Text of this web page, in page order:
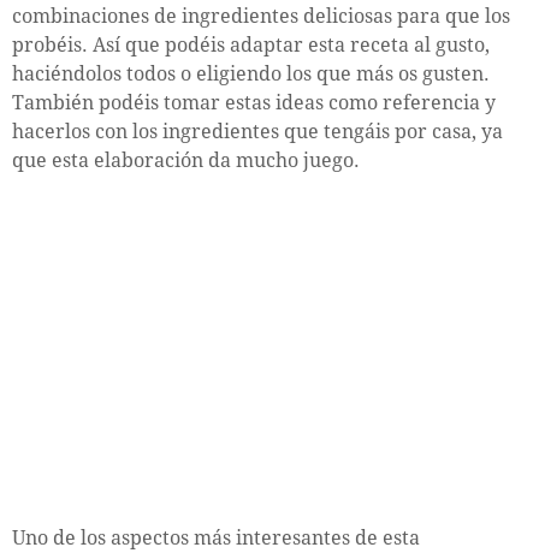
combinaciones de ingredientes deliciosas para que los
probéis. Así que podéis adaptar esta receta al gusto,
haciéndolos todos o eligiendo los que más os gusten.
También podéis tomar estas ideas como referencia y
hacerlos con los ingredientes que tengáis por casa, ya
que esta elaboración da mucho juego.
Uno de los aspectos más interesantes de esta